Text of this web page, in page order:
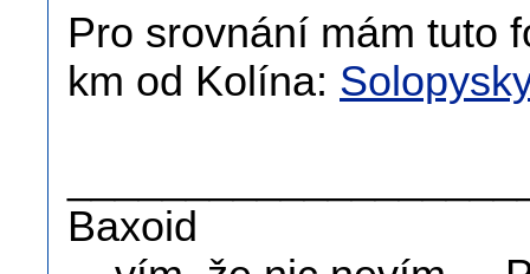
Pro srovnání mám tuto
km od Kolína:
Baxoid